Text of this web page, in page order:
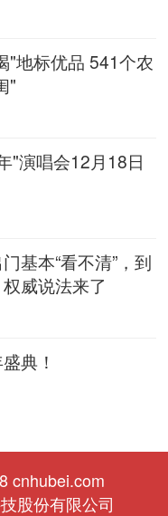
"地标优品 541个农
"
"演唱会12月18日
基本“看不清”，到
威说法来了
典！
cnhubei.com
股份有限公司